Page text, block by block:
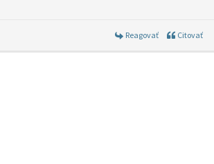
Reagovať Citovať